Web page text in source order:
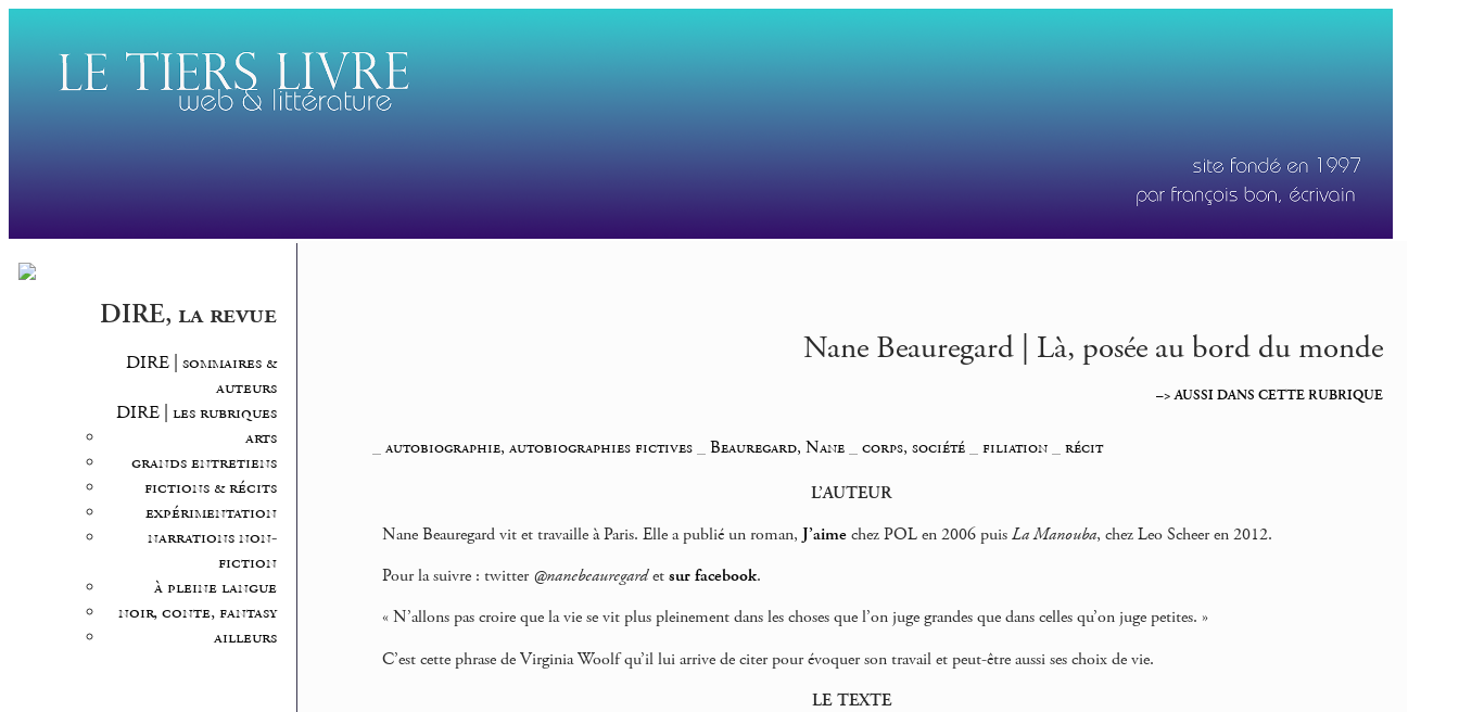
DIRE, la revue
DIRE | sommaires &
auteurs
DIRE | les rubriques
arts
grands entretiens
fictions & récits
expérimentation
narrations non-
fiction
à pleine langue
noir, conte, fantasy
ailleurs
Nane Beauregard | Là, posée au bord du monde
–> AUSSI DANS CETTE RUBRIQUE
_autobiographie, autobiographies fictives _Beauregard, Nane _corps, société _filiation _récit
L’AUTEUR
Nane Beauregard vit et travaille à Paris. Elle a publié un roman, J’aimechez POL en 2006 puisLa Manouba, chez Leo Scheer en 2012.
Pour la suivre : twitter@nanebeauregardetsur facebook.
« N’allons pas croire que la vie se vit plus pleinement dans les choses que l’on juge grandes que dans celles qu’on juge petites. »
C’est cette phrase de Virginia Woolf qu’il lui arrive de citer pour évoquer son travail et peut-être aussi ses choix de vie.
LE TEXTE